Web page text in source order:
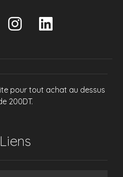
pour tout achat au dessus
200DT.
Liens